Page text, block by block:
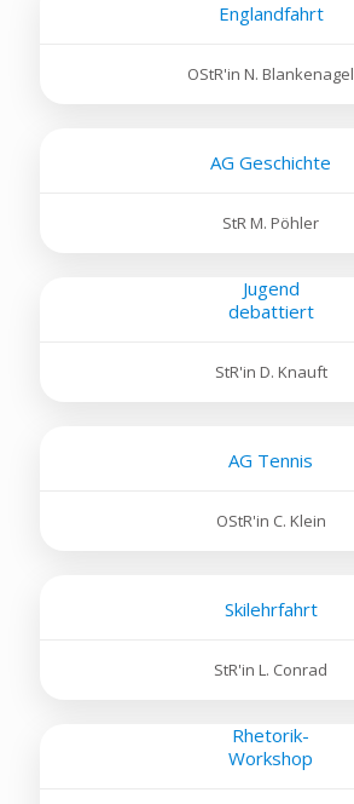
Englandfahrt
OStR'in N. Blankenagel
AG Geschichte
StR M. Pöhler
Jugend
debattiert
StR'in D. Knauft
AG Tennis
OStR'in C. Klein
Skilehrfahrt
StR'in L. Conrad
Rhetorik-
Workshop